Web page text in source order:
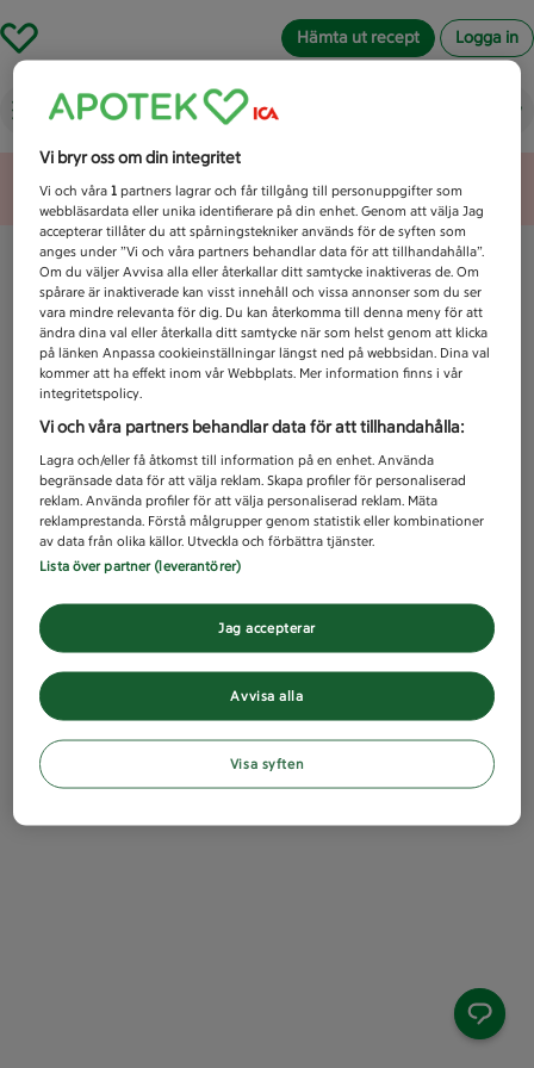
Hämta ut recept Logga in
Vad letar du efter idag?
Unknown error
Vi bryr oss om din integritet
Vi och våra1 partners lagrar och får tillgång till personuppgifter som
webbläsardata eller unika identifierare på din enhet. Genom att välja Jag
accepterar tillåter du att spårningstekniker används för de syften som
anges under ”Vi och våra partners behandlar data för att tillhandahålla”.
Om du väljer Avvisa alla eller återkallar ditt samtycke inaktiveras de. Om
spårare är inaktiverade kan visst innehåll och vissa annonser som du ser
vara mindre relevanta för dig. Du kan återkomma till denna meny för att
ändra dina val eller återkalla ditt samtycke när som helst genom att klicka
på länken Anpassa cookieinställningar längst ned på webbsidan. Dina val
kommer att ha effekt inom vår Webbplats. Mer information finns i vår
integritetspolicy.
Vi och våra partners behandlar data för att tillhandahålla:
Lagra och/eller få åtkomst till information på en enhet. Använda
begränsade data för att välja reklam. Skapa profiler för personaliserad
reklam. Använda profiler för att välja personaliserad reklam. Mäta
reklamprestanda. Förstå målgrupper genom statistik eller kombinationer
av data från olika källor. Utveckla och förbättra tjänster.
Lista över partner (leverantörer)
Avvisa alla
Jag accepterar
Visa syften